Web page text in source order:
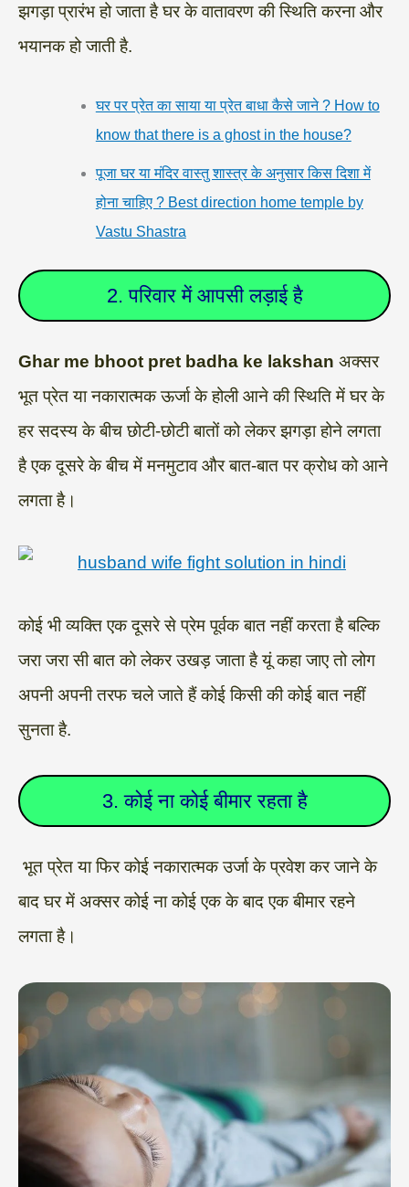
झगड़ा प्रारंभ हो जाता है घर के वातावरण की स्थिति करना और
भयानक हो जाती है.
घर पर प्रेत का साया या प्रेत बाधा कैसे जाने ? How to
know that there is a ghost in the house?
पूजा घर या मंदिर वास्तु शास्त्र के अनुसार किस दिशा में
होना चाहिए ? Best direction home temple by
Vastu Shastra
2. परिवार में आपसी लड़ाई है
Ghar me bhoot pret badha ke lakshan अक्सर
भूत प्रेत या नकारात्मक ऊर्जा के होली आने की स्थिति में घर के
हर सदस्य के बीच छोटी-छोटी बातों को लेकर झगड़ा होने लगता
है एक दूसरे के बीच में मनमुटाव और बात-बात पर क्रोध को आने
लगता है।
कोई भी व्यक्ति एक दूसरे से प्रेम पूर्वक बात नहीं करता है बल्कि
जरा जरा सी बात को लेकर उखड़ जाता है यूं कहा जाए तो लोग
अपनी अपनी तरफ चले जाते हैं कोई किसी की कोई बात नहीं
सुनता है.
3. कोई ना कोई बीमार रहता है
भूत प्रेत या फिर कोई नकारात्मक उर्जा के प्रवेश कर जाने के
बाद घर में अक्सर कोई ना कोई एक के बाद एक बीमार रहने
लगता है।